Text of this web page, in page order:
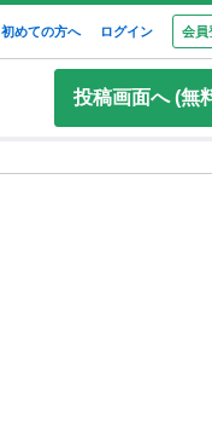
初めての方へ ログイン 会員
投稿画面へ (無